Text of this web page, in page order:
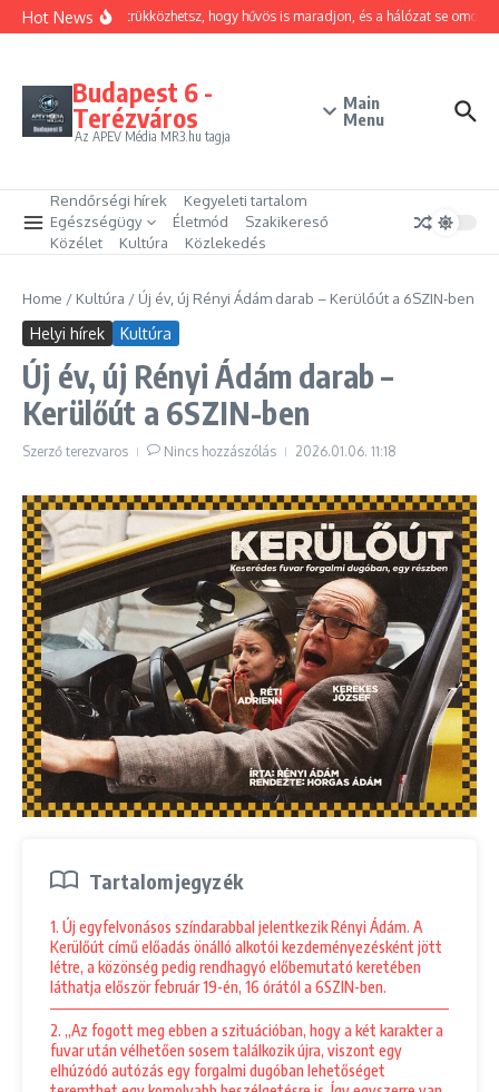
Ugrás a tartalomhoz
Hot NewsHogyan trükközhetsz, hogy hűvös is maradjon, és a hálózat se omoljon
Budapest 6 -
Terézváros
Az APEV Média MR3.hu tagja
Main
Menu
Rendőrségi hírek
Kegyeleti tartalom
Egészségügy
Életmód
Szakikereső
Közélet
Kultúra Közlekedés
Home / Kultúra / Új év, új Rényi Ádám darab – Kerülőút a 6SZIN-ben
Helyi hírek Kultúra
Új év, új Rényi Ádám darab –
Kerülőút a 6SZIN-ben
Szerző terezvaros Nincs hozzászólás 2026.01.06. 11:18
Tartalomjegyzék
1. Új egyfelvonásos színdarabbal jelentkezik Rényi Ádám. A
Kerülőút című előadás önálló alkotói kezdeményezésként jött
létre, a közönség pedig rendhagyó előbemutató keretében
láthatja először február 19-én, 16 órától a 6SZIN-ben.
2. „Az fogott meg ebben a szituációban, hogy a két karakter a
fuvar után vélhetően sosem találkozik újra, viszont egy
elhúzódó autózás egy forgalmi dugóban lehetőséget